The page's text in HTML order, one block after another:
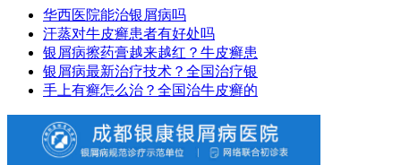
华西医院能治银屑病吗
汗蒸对牛皮癣患者有好处吗
银屑病擦药膏越来越红？牛皮癣患
银屑病最新治疗技术？全国治疗银
手上有癣怎么治？全国治牛皮癣的